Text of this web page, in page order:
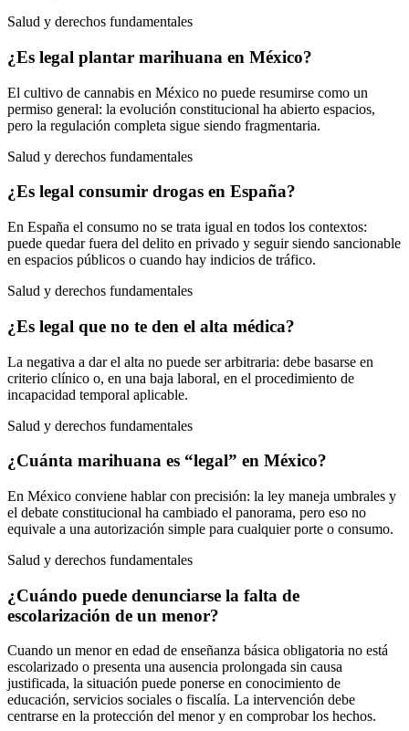
Salud y derechos fundamentales
¿Es legal plantar marihuana en México?
El cultivo de cannabis en México no puede resumirse como un
permiso general: la evolución constitucional ha abierto espacios,
pero la regulación completa sigue siendo fragmentaria.
Salud y derechos fundamentales
¿Es legal consumir drogas en España?
En España el consumo no se trata igual en todos los contextos:
puede quedar fuera del delito en privado y seguir siendo sancionable
en espacios públicos o cuando hay indicios de tráfico.
Salud y derechos fundamentales
¿Es legal que no te den el alta médica?
La negativa a dar el alta no puede ser arbitraria: debe basarse en
criterio clínico o, en una baja laboral, en el procedimiento de
incapacidad temporal aplicable.
Salud y derechos fundamentales
¿Cuánta marihuana es “legal” en México?
En México conviene hablar con precisión: la ley maneja umbrales y
el debate constitucional ha cambiado el panorama, pero eso no
equivale a una autorización simple para cualquier porte o consumo.
Salud y derechos fundamentales
¿Cuándo puede denunciarse la falta de
escolarización de un menor?
Cuando un menor en edad de enseñanza básica obligatoria no está
escolarizado o presenta una ausencia prolongada sin causa
justificada, la situación puede ponerse en conocimiento de
educación, servicios sociales o fiscalía. La intervención debe
centrarse en la protección del menor y en comprobar los hechos.